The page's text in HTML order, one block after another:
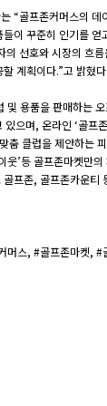
“골프존커머스의
이 꾸준히 인기를 얻
의 선호와 시장의 흐
계획이다.”고 밝혔다.
용품을 판매하는
으며, 온라인 ‘골프
춤 클럽을 제안하는
웃’등 골프존마켓만
프존, 골프존카운티
머스, #골프존마켓,